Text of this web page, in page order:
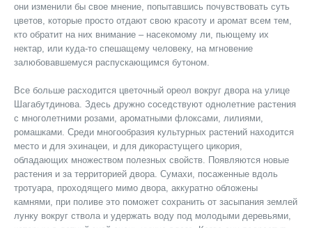
они изменили бы свое мнение, попытавшись почувствовать суть
цветов, которые просто отдают свою красоту и аромат всем тем,
кто обратит на них внимание – насекомому ли, пьющему их
нектар, или куда-то спешащему человеку, на мгновение
залюбовавшемуся распускающимся бутоном.
Все больше расходится цветочный ореол вокруг двора на улице
Шагабутдинова. Здесь дружно соседствуют однолетние растения
с многолетними розами, ароматными флоксами, лилиями,
ромашками. Среди многообразия культурных растений находится
место и для эхинацеи, и для дикорастущего цикория,
обладающих множеством полезных свойств. Появляются новые
растения и за территорией двора. Сумахи, посаженные вдоль
тротуара, проходящего мимо двора, аккуратно обложены
камнями, при поливе это поможет сохранить от засыпания землей
лунку вокруг ствола и удержать воду под молодыми деревьями,